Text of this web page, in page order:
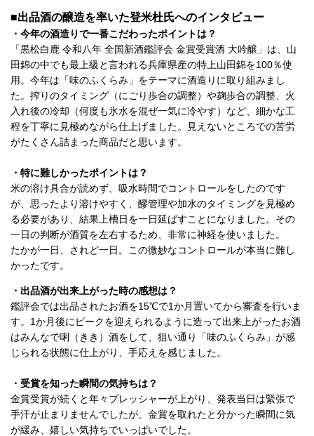
■出品酒の醸造を率いた登米杜氏へのインタビュー
・今年の酒造りで一番こだわったポイントは？
「黒松白鹿 令和八年 全国新酒鑑評会 金賞受賞酒 大吟醸」は、山
田錦の中でも最上級と言われる兵庫県産の特上山田錦を100％使
用。今年は「味のふくらみ」をテーマに酒造りに取り組みまし
た。搾りのタイミング（にごり歩合の調整）や麹歩合の調整、火
入れ後の冷却（何度も氷水を混ぜ一気に冷やす）など、細かな工
程を丁寧に見極めながら仕上げました。見えないところでの苦労
がたくさん詰まった商品だと思います。
・特に難しかったポイントは？
米の溶け具合が読めず、吸水時間でコントロールをしたのです
が、思ったより溶けやすく、醪管理や加水のタイミングを見極め
る必要があり、結果上槽日を一日延ばすことになりました。その
一日の判断が酒質を左右するため、非常に神経を使いました。
たかが一日、されど一日。この微妙なコントロールが本当に難し
かったです。
・出品酒が出来上がった時の感想は？
鑑評会では出品されたお酒を15℃で1か月置いてから審査を行いま
す。1か月後にピークを迎えられるように造って出来上がったお酒
はみんなで唎（きき）酒をして、狙い通り「味のふくらみ」が感
じられる状態に仕上がり、手応えを感じました。
・受賞を知った瞬間の気持ちは？
金賞受賞が続くと年々プレッシャーが上がり、発表当日は緊張で
手汗が止まりませんでしたが、金賞を取れたと分かった瞬間に気
が緩み、嬉しい気持ちでいっぱいでした。